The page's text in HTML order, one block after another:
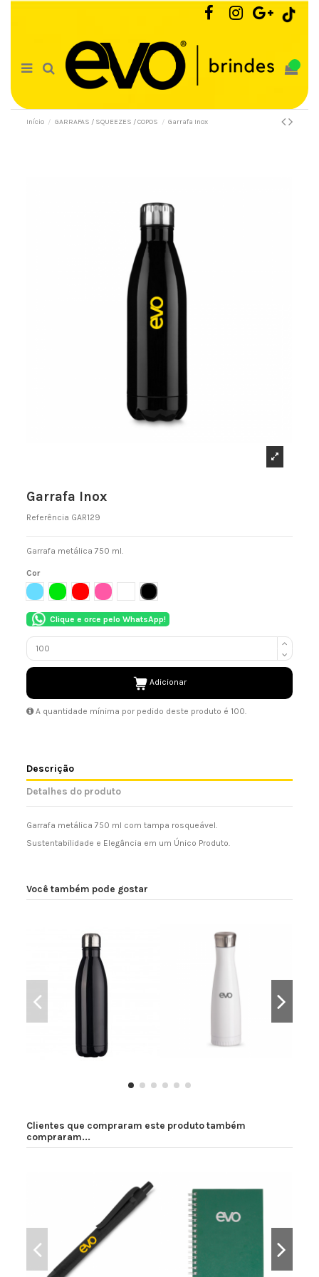
Início GARRAFAS / SQUEEZES / COPOS Garrafa Inox
Garrafa Inox
Referência GAR129
Garrafa metálica 750 ml.
Cor
AZUL CLARO
VERDE VERMELHO
ROSA BRANCOPRETO
Clique e orce pelo WhatsApp!
Adicionar
A quantidade mínima por pedido deste produto é 100.
Descrição
Detalhes do produto
Garrafa metálica 750 ml com tampa rosqueável.
Sustentabilidade e Elegância em um Único Produto.
Você também pode gostar
Garrafa Inox 750ml Garrafa Inox
Clientes que compraram este produto também
compraram...
Caneta Ecológica de Papel
Caderno Wire-o